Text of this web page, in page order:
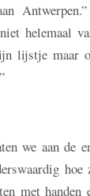
helemaal
lijstje maar
we aan de
hoe
met